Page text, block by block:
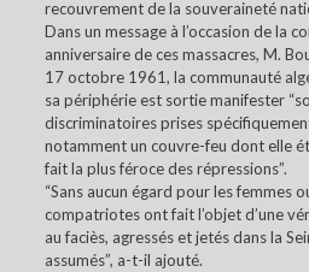
recouvrement de la souveraineté
Dans un message à l’occasion de la
anniversaire de ces massacres, M.
17 octobre 1961, la communauté
sa périphérie est sortie manifester
discriminatoires prises
notamment un couvre-feu dont elle
fait la plus féroce des répressions”.
“Sans aucun égard pour les femmes
compatriotes ont fait l’objet d’une
au faciès, agressés et jetés dans la
assumés”, a-t-il ajouté.